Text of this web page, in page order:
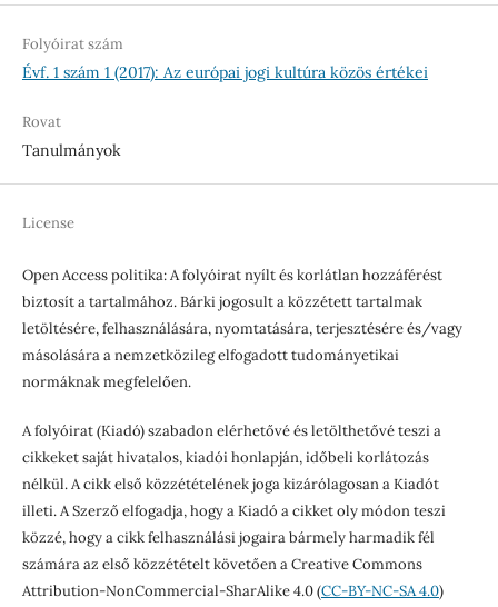
Folyóirat szám
Évf. 1 szám 1 (2017): Az európai jogi kultúra közös értékei
Rovat
Tanulmányok
License
Open Access politika: A folyóirat nyílt és korlátlan hozzáférést
biztosít a tartalmához. Bárki jogosult a közzétett tartalmak
letöltésére, felhasználására, nyomtatására, terjesztésére és/vagy
másolására a nemzetközileg elfogadott tudományetikai
normáknak megfelelően.
A folyóirat (Kiadó) szabadon elérhetővé és letölthetővé teszi a
cikkeket saját hivatalos, kiadói honlapján, időbeli korlátozás
nélkül. A cikk első közzétételének joga kizárólagosan a Kiadót
illeti. A Szerző elfogadja, hogy a Kiadó a cikket oly módon teszi
közzé, hogy a cikk felhasználási jogaira bármely harmadik fél
számára az első közzétételt követően a Creative Commons
Attribution-NonCommercial-SharAlike 4.0 (CC-BY-NC-SA 4.0)